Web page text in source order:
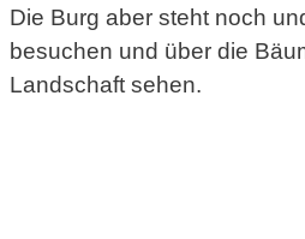
Die Burg aber steht noch
besuchen und über die
Landschaft sehen.